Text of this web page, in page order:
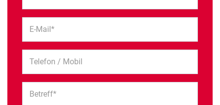
E-Mail*
Telefon / Mobil
Betreff*